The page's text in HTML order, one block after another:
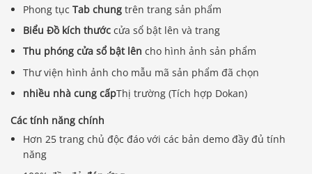
Phong tụcTab chung trên trang sản phẩm
Biểu Đồ kích thước cửa sổ bật lên và trang
Thu phóng cửa sổ bật lên cho hình ảnh sản phẩm
Thư viện hình ảnh cho mẫu mã sản phẩm đã chọn
nhiều nhà cung cấpThị trường (Tích hợp Dokan)
Các tính năng chính
Hơn 25 trang chủ độc đáo với các bản demo đầy đủ tính
năng